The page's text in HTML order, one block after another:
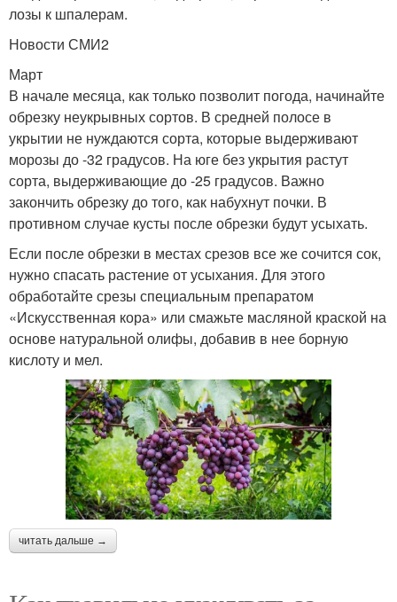
лозы к шпалерам.
Новости СМИ2
Март
В начале месяца, как только позволит погода, начинайте
обрезку неукрывных сортов. В средней полосе в
укрытии не нуждаются сорта, которые выдерживают
морозы до -32 градусов. На юге без укрытия растут
сорта, выдерживающие до -25 градусов. Важно
закончить обрезку до того, как набухнут почки. В
противном случае кусты после обрезки будут усыхать.
Если после обрезки в местах срезов все же сочится сок,
нужно спасать растение от усыхания. Для этого
обработайте срезы специальным препаратом
«Искусственная кора» или смажьте масляной краской на
основе натуральной олифы, добавив в нее борную
кислоту и мел.
читать дальше →